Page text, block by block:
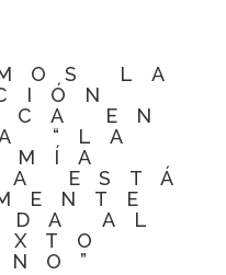
LA
EN
“LA
ESTÁ
AL